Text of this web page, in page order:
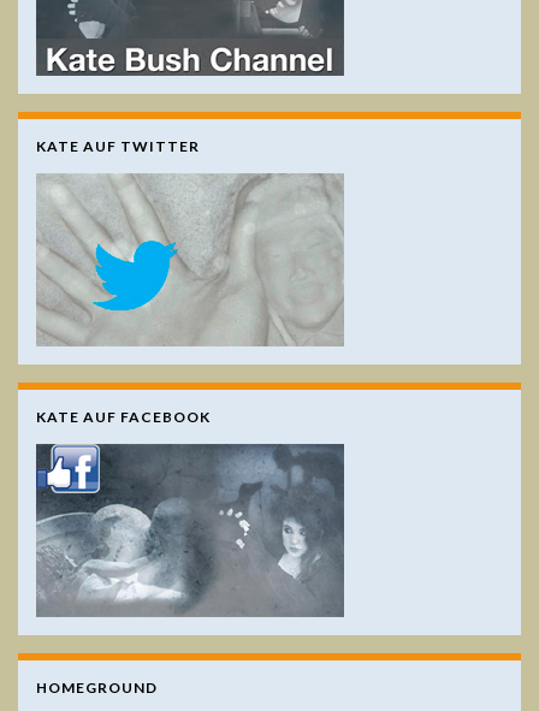
KATE AUF TWITTER
KATE AUF FACEBOOK
HOMEGROUND